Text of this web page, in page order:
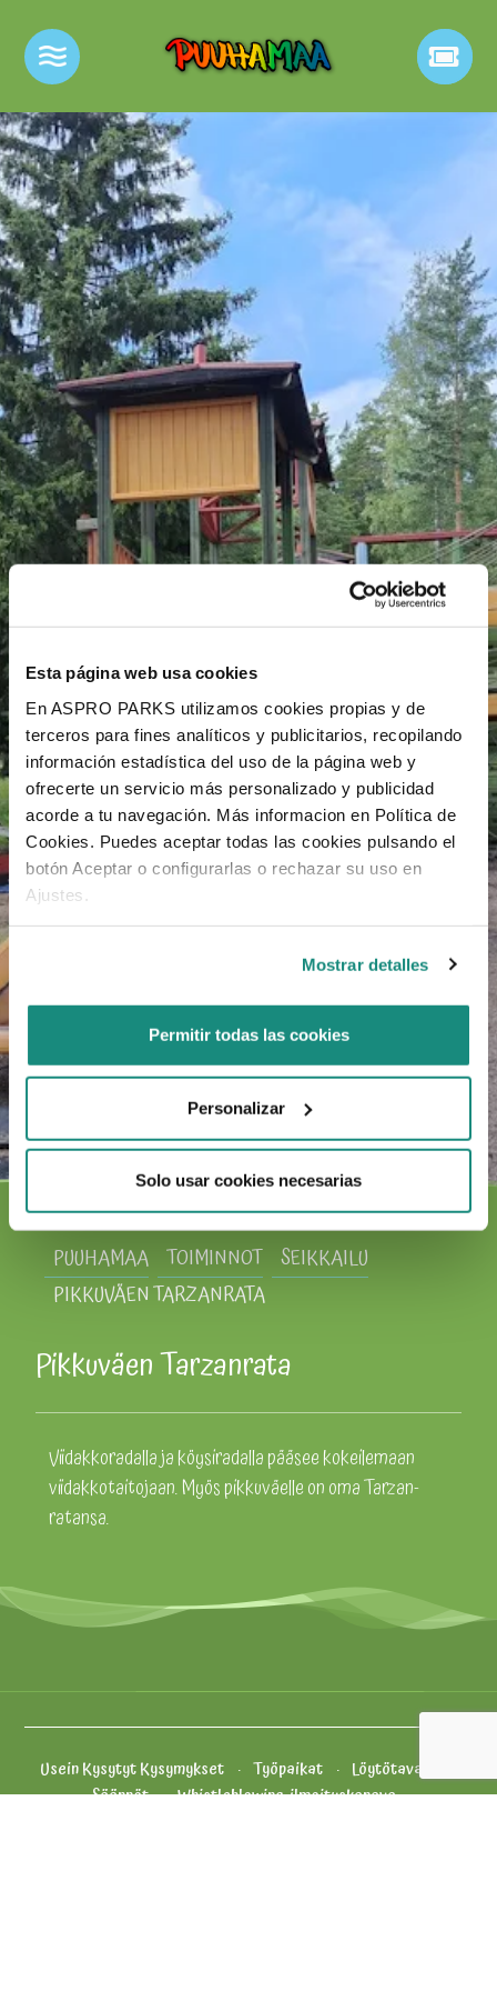
Esta página web usa cookies
En ASPRO PARKS utilizamos cookies propias y de
terceros para fines analíticos y publicitarios, recopilando
información estadística del uso de la página web y
ofrecerte un servicio más personalizado y publicidad
acorde a tu navegación. Más informacion en Política de
Cookies. Puedes aceptar todas las cookies pulsando el
botón Aceptar o configurarlas o rechazar su uso en
Ajustes.
Mostrar detalles
Permitir todas las cookies
Personalizar
Solo usar cookies necesarias
PUUHAMAA TOIMINNOT SEIKKAILU
PIKKUVÄEN TARZANRATA
Pikkuväen Tarzanrata
Viidakkoradalla ja köysiradalla pääsee kokeilemaan
viidakkotaitojaan. Myös pikkuväelle on oma Tarzan-
ratansa.
Usein Kysytyt Kysymykset Työpaikat
Löytötavarat
Säännöt
Whistleblowing-ilmoituskanava